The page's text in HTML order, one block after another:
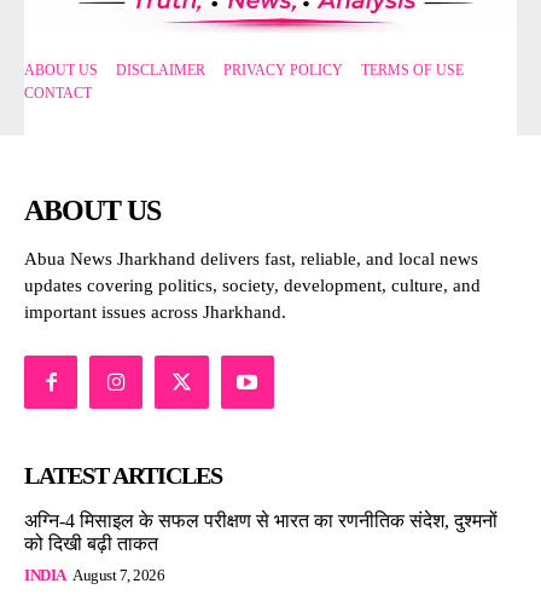
ABOUT US DISCLAIMER PRIVACY POLICY
TERMS OF USE
CONTACT
ABOUT US
Abua News Jharkhand delivers fast, reliable, and local news
updates covering politics, society, development, culture, and
important issues across Jharkhand.
LATEST ARTICLES
अग्नि-4 मिसाइल के सफल परीक्षण से भारत का रणनीतिक संदेश, दुश्मनों
को दिखी बढ़ी ताकत
INDIA August 7, 2026